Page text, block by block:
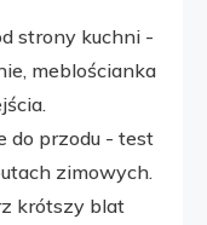
strony kuchni -
meblościanka
do przodu - test
zimowych.
krótszy blat